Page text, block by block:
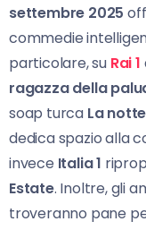
settembre 2025
commedie
particolare, su Rai 1
ragazza della
soap turca La
dedica spazio alla
invece Italia 1
Estate. Inoltre, gli
troveranno pane